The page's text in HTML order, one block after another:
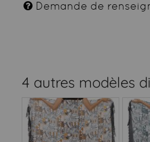
Demande de
4 autres modèles